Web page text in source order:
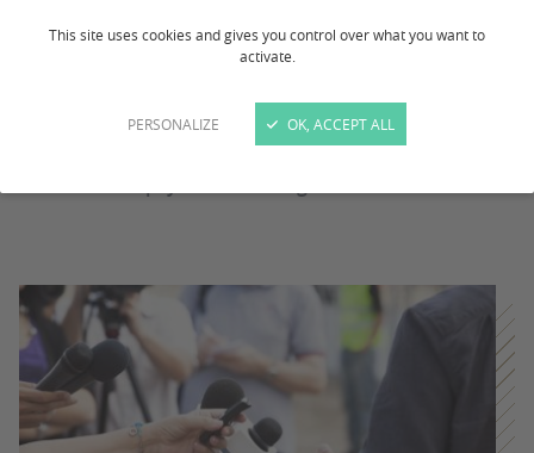
This site uses cookies and gives you control over what you want to
activate.
PERSONALIZE OK, ACCEPT ALL
Découvrez l'activité scientifique de l'Institut :
événements organisés, recherches et thématiques
prioritaires, thèses, dans les champs disciplinaires de